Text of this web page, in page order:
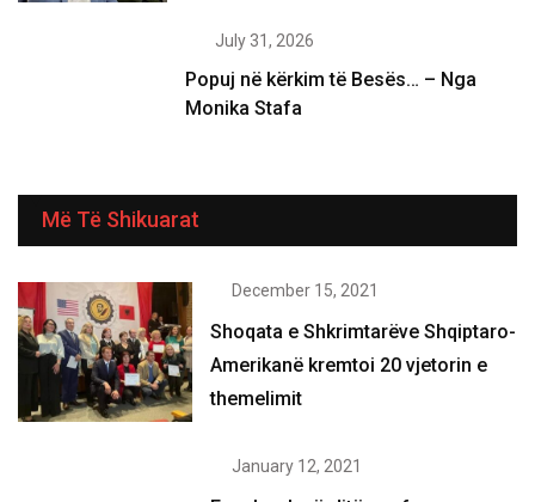
July 31, 2026
Popuj në kërkim të Besës… – Nga
Monika Stafa
Më Të Shikuarat
December 15, 2021
Shoqata e Shkrimtarëve Shqiptaro-
Amerikanë kremtoi 20 vjetorin e
themelimit
January 12, 2021